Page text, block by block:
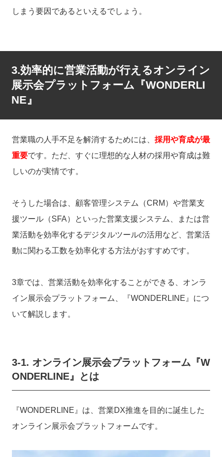
しまう要因であるといえるでしょう。
3.効率的に営業活動が行えるオンライン
展示会プラットフォーム『WONDERLI
NE』
営業職の人手不足を解消するためには、 採用や育成が最
重要です。ただ、すぐに理想的な人材の採用や育成は難
しいのが実情です。
そうした場合は、顧客管理システム（CRM）や営業支
援ツール（SFA）といった営業支援システム、または営
業活動を効率化するデジタルツールの活用など、営業活
動に関わる工数を効率化する方法がおすすめです。
3章では、営業活動を効率化することができる、 オンラ
イン展示会プラットフォーム、
『WONDERLINE』 につ
いて解説します。
3-1. オンライン展示会プラットフォーム『W
ONDERLINE』とは
『WONDERLINE』は、営業DX推進を目的に誕生した
オンライン展示会プラットフォームです。